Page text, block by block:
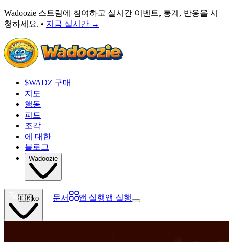
Wadoozie 스트림에 참여하고 실시간 이벤트, 통계, 반응을 시
청하세요. • 지금 실시간 →
$WADZ 구매
지도
행동
피드
조각
에 대한
블로그
Wadoozie
🇰🇷ko 문서 앱 실행앱 실행